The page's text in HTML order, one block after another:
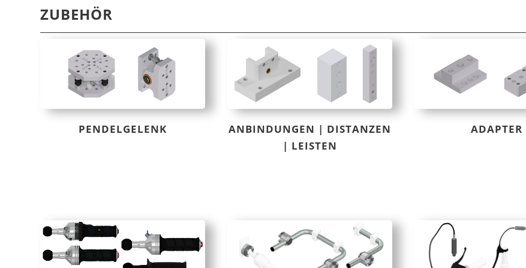
ZUBEHÖR
PENDELGELENK
ANBINDUNGEN | DISTANZEN
| LEISTEN
ADAPTER